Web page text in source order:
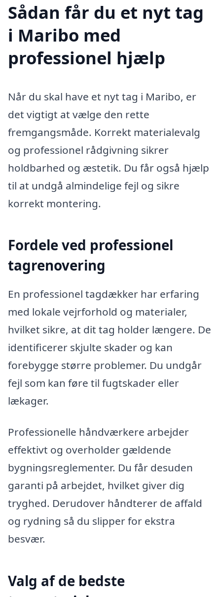
Sådan får du et nyt tag
i Maribo med
professionel hjælp
Når du skal have et nyt tag i Maribo, er
det vigtigt at vælge den rette
fremgangsmåde. Korrekt materialevalg
og professionel rådgivning sikrer
holdbarhed og æstetik. Du får også hjælp
til at undgå almindelige fejl og sikre
korrekt montering.
Fordele ved professionel
tagrenovering
En professionel tagdækker har erfaring
med lokale vejrforhold og materialer,
hvilket sikre, at dit tag holder længere. De
identificerer skjulte skader og kan
forebygge større problemer. Du undgår
fejl som kan føre til fugtskader eller
lækager.
Professionelle håndværkere arbejder
effektivt og overholder gældende
bygningsreglementer. Du får desuden
garanti på arbejdet, hvilket giver dig
tryghed. Derudover håndterer de affald
og rydning så du slipper for ekstra
besvær.
Valg af de bedste